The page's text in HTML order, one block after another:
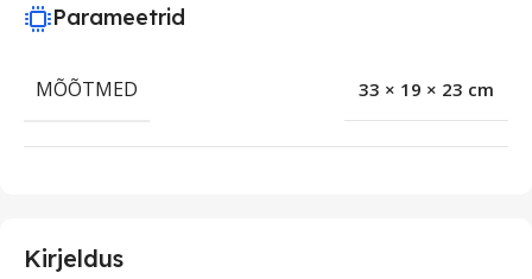
Kirjeldus
Parameetrid
MÕÕTMED 33 × 19 × 23 cm